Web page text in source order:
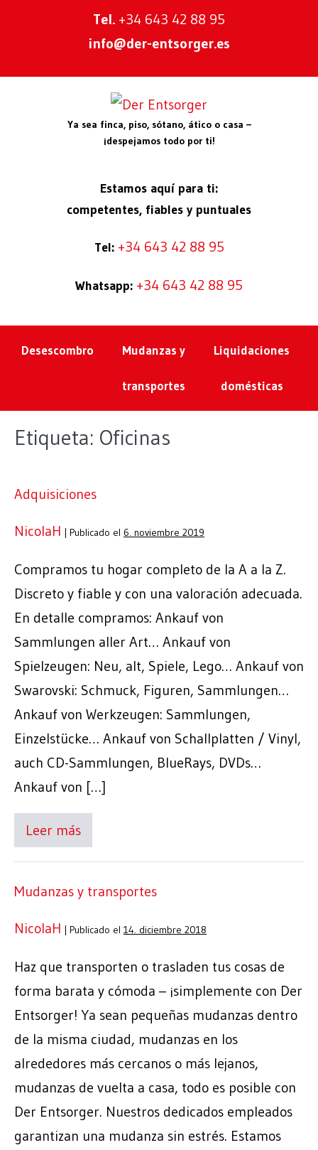
Tel. +34 643 42 88 95
info@der-entsorger.es
Ya sea finca, piso, sótano, ático o casa –
¡despejamos todo por ti!
Estamos aquí para ti:
competentes, fiables y puntuales
Tel: +34 643 42 88 95
Whatsapp: +34 643 42 88 95
Desescombro Mudanzas y
transportes
Liquidaciones
domésticas
Etiqueta: Oficinas
Adquisiciones
NicolaH | Publicado el 6. noviembre 2019
Compramos tu hogar completo de la A a la Z.
Discreto y fiable y con una valoración adecuada.
En detalle compramos: Ankauf von
Sammlungen aller Art… Ankauf von
Spielzeugen: Neu, alt, Spiele, Lego… Ankauf von
Swarovski: Schmuck, Figuren, Sammlungen…
Ankauf von Werkzeugen: Sammlungen,
Einzelstücke… Ankauf von Schallplatten / Vinyl,
auch CD-Sammlungen, BlueRays, DVDs…
Ankauf von […]
Leer más
Mudanzas y transportes
NicolaH | Publicado el 14. diciembre 2018
Haz que transporten o trasladen tus cosas de
forma barata y cómoda – ¡simplemente con Der
Entsorger! Ya sean pequeñas mudanzas dentro
de la misma ciudad, mudanzas en los
alrededores más cercanos o más lejanos,
mudanzas de vuelta a casa, todo es posible con
Der Entsorger. Nuestros dedicados empleados
garantizan una mudanza sin estrés. Estamos